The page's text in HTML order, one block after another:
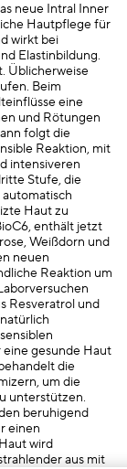
neue Intral Inner
Hautpflege für
wirkt bei
Elastinbildung.
Üblicherweise
Beim
eine
und Rötungen
folgt die
Reaktion, mit
intensiveren
Stufe, die
Haut zu
enthält jetzt
Weißdorn und
neuen
Reaktion um
Resveratrol und
gesunde Haut
die
um die
unterstützen.
beruhigend
einen
wird
aus mit